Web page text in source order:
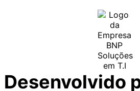
Desenvolvido